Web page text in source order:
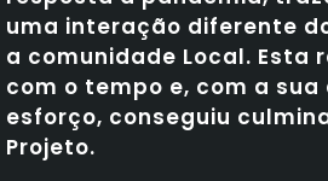
uma interação diferente
a comunidade Local. Esta
com o tempo e, com a
esforço, conseguiu
Projeto.